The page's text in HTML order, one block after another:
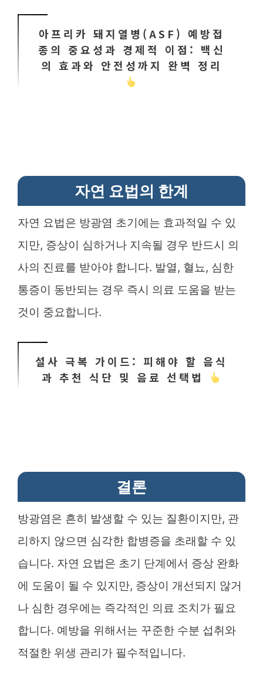
아프리카 돼지열병(ASF) 예방접
종의 중요성과 경제적 이점: 백신
의 효과와 안전성까지 완벽 정리
자연 요법의 한계
자연 요법은 방광염 초기에는 효과적일 수 있
지만, 증상이 심하거나 지속될 경우 반드시 의
사의 진료를 받아야 합니다. 발열, 혈뇨, 심한
통증이 동반되는 경우 즉시 의료 도움을 받는
것이 중요합니다.
설사 극복 가이드: 피해야 할 음식
과 추천 식단 및 음료 선택법
결론
방광염은 흔히 발생할 수 있는 질환이지만, 관
리하지 않으면 심각한 합병증을 초래할 수 있
습니다. 자연 요법은 초기 단계에서 증상 완화
에 도움이 될 수 있지만, 증상이 개선되지 않거
나 심한 경우에는 즉각적인 의료 조치가 필요
합니다. 예방을 위해서는 꾸준한 수분 섭취와
적절한 위생 관리가 필수적입니다.